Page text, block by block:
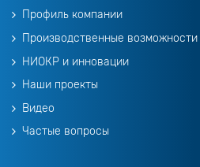
Профиль компании
Производственные возможности
НИОКР и инновации
Наши проекты
Видео
Частые вопросы